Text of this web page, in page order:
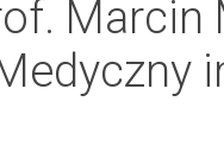
Marcin